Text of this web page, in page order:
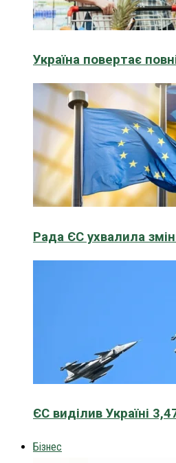
Україна повертає
Рада ЄС ухвалила
ЄС виділив Україні
Бізнес